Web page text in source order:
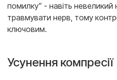
помилку” - навіть
травмувати нерв, тому
ключовим.
Усунення компресії